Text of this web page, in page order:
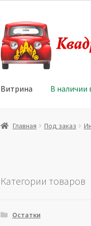
Перейти
к
навигации
Перейти
к
содержимому
Витрина В наличии
Главная Витрина Мой
Главная Под заказ
Категории товаров
Остатки